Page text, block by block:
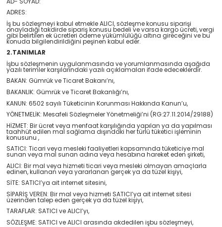
ADRES:
İş bu sözleşmeyi kabul etmekle ALICI, sözleşme konusu siparişi
onayladığı takdirde sipariş konusu bedeli ve varsa kargo ücreti, vergi
gibi belirtilen ek ücretleri ödeme yükümlülüğü altına gireceğini ve bu
konuda bilgilendirildiğini peşinen kabul eder.
2.TANIMLAR
İşbu sözleşmenin uygulanmasında ve yorumlanmasında aşağıda
yazılı terimler karşılarındaki yazılı açıklamaları ifade edeceklerdir.
BAKAN: Gümrük ve Ticaret Bakanı’nı,
BAKANLIK: Gümrük ve Ticaret Bakanlığı’nı,
KANUN: 6502 sayılı Tüketicinin Korunması Hakkında Kanun’u,
YÖNETMELİK: Mesafeli Sözleşmeler Yönetmeliği’ni (RG:27.11.2014/29188)
HİZMET: Bir ücret veya menfaat karşılığında yapılan ya da yapılması
taahhüt edilen mal sağlama dışındaki her türlü tüketici işleminin
konusunu ,
SATICI: Ticari veya mesleki faaliyetleri kapsamında tüketiciye mal
sunan veya mal sunan adına veya hesabına hareket eden şirketi,
ALICI: Bir mal veya hizmeti ticari veya mesleki olmayan amaçlarla
edinen, kullanan veya yararlanan gerçek ya da tüzel kişiyi,
SİTE: SATICI’ya ait internet sitesini,
SİPARİŞ VEREN: Bir mal veya hizmeti SATICI’ya ait internet sitesi
üzerinden talep eden gerçek ya da tüzel kişiyi,
TARAFLAR: SATICI ve ALICI’yı,
SÖZLEŞME: SATICI ve ALICI arasında akdedilen işbu sözleşmeyi,